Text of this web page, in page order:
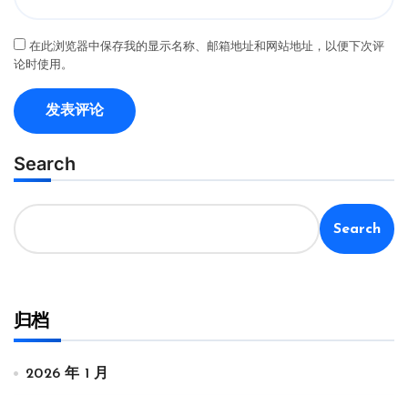
在此浏览器中保存我的显示名称、邮箱地址和网站地址，以便下次评
论时使用。
Search
Search
归档
2026 年 1 月